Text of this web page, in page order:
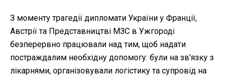
З моменту трагедії дипломати України у Франції,
Австрії та Представництві МЗС в Ужгороді
безперервно працювали над тим, щоб надати
постраждалим необхідну допомогу: були на зв'язку з
лікарнями, організовували логістику та супровід на